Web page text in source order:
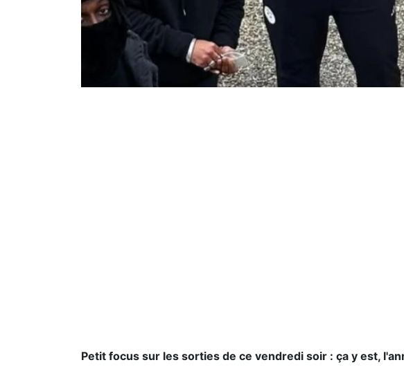
Petit focus sur les sorties de ce vendredi soir : ça y est,